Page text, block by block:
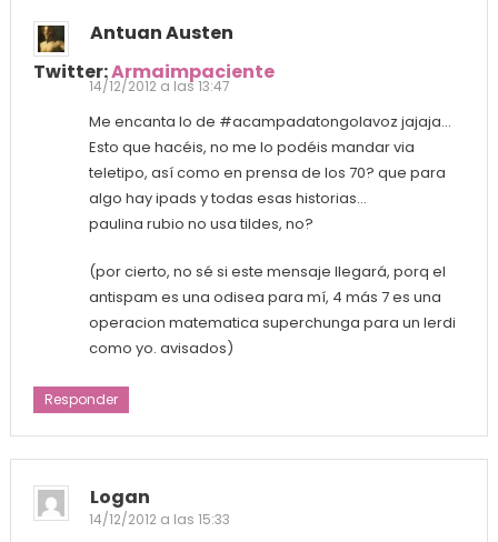
Antuan Austen
Twitter:Armaimpaciente
14/12/2012 a las 13:47
Me encanta lo de #acampadatongolavoz jajaja…
Esto que hacéis, no me lo podéis mandar via
teletipo, así como en prensa de los 70? que para
algo hay ipads y todas esas historias…
paulina rubio no usa tildes, no?
(por cierto, no sé si este mensaje llegará, porq el
antispam es una odisea para mí, 4 más 7 es una
operacion matematica superchunga para un lerdi
como yo. avisados)
Responder
Logan
14/12/2012 a las 15:33